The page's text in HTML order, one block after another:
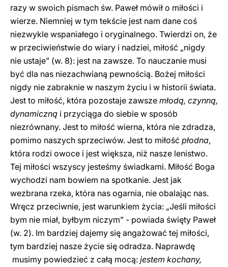
razy w swoich pismach św. Paweł mówił o miłości i
wierze. Niemniej w tym tekście jest nam dane coś
niezwykle wspaniałego i oryginalnego. Twierdzi on, że
w przeciwieństwie do wiary i nadziei, miłość „nigdy
nie ustaje” (w. 8): jest na zawsze. To nauczanie musi
być dla nas niezachwianą pewnością. Bożej miłości
nigdy nie zabraknie w naszym życiu i w historii świata.
Jest to miłość, która pozostaje zawsze młodą, czynną,
dynamiczną i przyciąga do siebie w sposób
niezrównany. Jest to miłość wierna, która nie zdradza,
pomimo naszych sprzeciwów. Jest to miłość płodna,
która rodzi owoce i jest większa, niż nasze lenistwo.
Tej miłości wszyscy jesteśmy świadkami. Miłość Boga
wychodzi nam bowiem na spotkanie. Jest jak
wezbrana rzeka, która nas ogarnia, nie obalając nas.
Wręcz przeciwnie, jest warunkiem życia: „Jeśli miłości
bym nie miał, byłbym niczym” - powiada święty Paweł
(w. 2). Im bardziej dajemy się angażować tej miłości,
tym bardziej nasze życie się odradza. Naprawdę
musimy powiedzieć z całą mocą: jestem kochany,